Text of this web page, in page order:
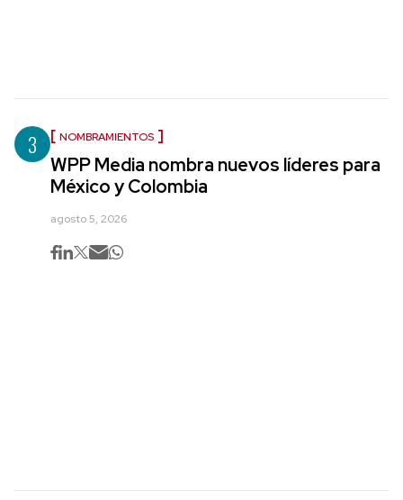
3 NOMBRAMIENTOS
WPP Media nombra nuevos líderes para
México y Colombia
agosto 5, 2026